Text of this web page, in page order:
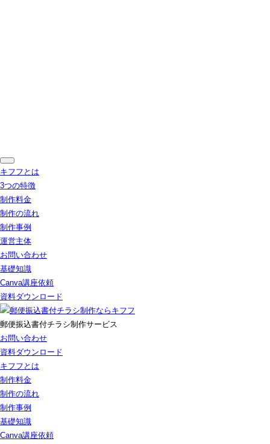
キフフとは
3つの特徴
制作料金
制作の流れ
制作事例
運営主体
お問い合わせ
基礎知識
Canva講座依頼
資料ダウンロード
郵便振込書付チラシ制作サービス
お問い合わせ
資料ダウンロード
キフフとは
制作料金
制作の流れ
制作事例
基礎知識
Canva講座依頼